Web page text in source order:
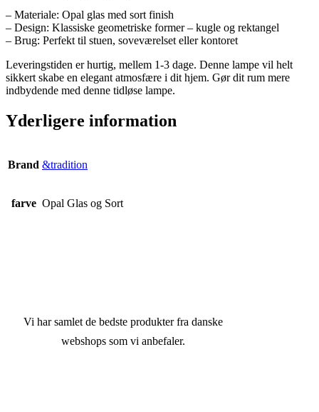
– Materiale: Opal glas med sort finish
– Design: Klassiske geometriske former – kugle og rektangel
– Brug: Perfekt til stuen, soveværelset eller kontoret
Leveringstiden er hurtig, mellem 1-3 dage. Denne lampe vil helt
sikkert skabe en elegant atmosfære i dit hjem. Gør dit rum mere
indbydende med denne tidløse lampe.
Yderligere information
Brand &tradition
farve Opal Glas og Sort
Vi har samlet de bedste produkter fra danske
webshops som vi anbefaler.